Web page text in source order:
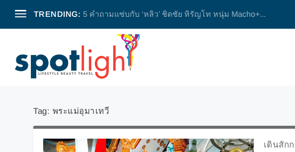
TRENDING: 5 คำถามแซ่บกับ ‘หลิว’ ชิดชัย หิรัญโท หนุ่ม Macho+...
Tag: พระแม่อุมาเทวี
เดินสัก